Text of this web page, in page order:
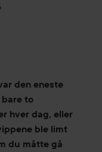
den eneste
to
hver dag, eller
ble limt
du måtte gå